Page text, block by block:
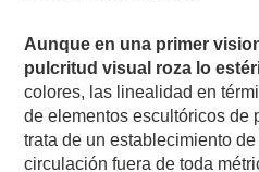
Aunque en una primer
pulcritud visual roza lo
colores, las linealidad en
de elementos escultóricos de
trata de un establecimiento
circulación fuera de toda